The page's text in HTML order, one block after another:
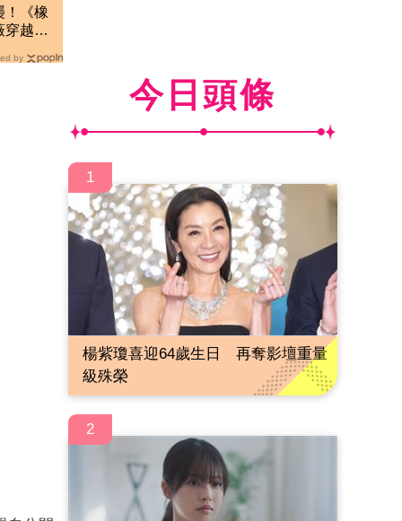
！《橡
穿越史
by
今日頭條
1
楊紫瓊喜迎64歲生日 再奪影壇重量
級殊榮
2